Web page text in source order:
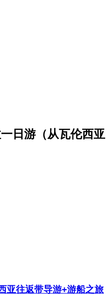
日游（从瓦伦西亚
亚往返带导游+游船之旅